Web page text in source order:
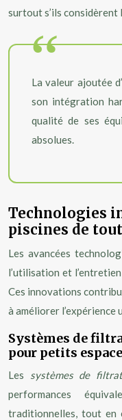
surtout s’ils considèrent
La valeur ajoutée
son intégration
qualité de ses
absolues.
Technologies
piscines de
Les avancées
l’utilisation et
Ces innovations
à améliorer l’expérience
Systèmes de
pour petits
Les systèmes de
performances
traditionnelles, tout en